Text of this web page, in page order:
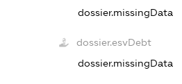
dossier.missingData
dossier.esvDebt
dossier.missingData